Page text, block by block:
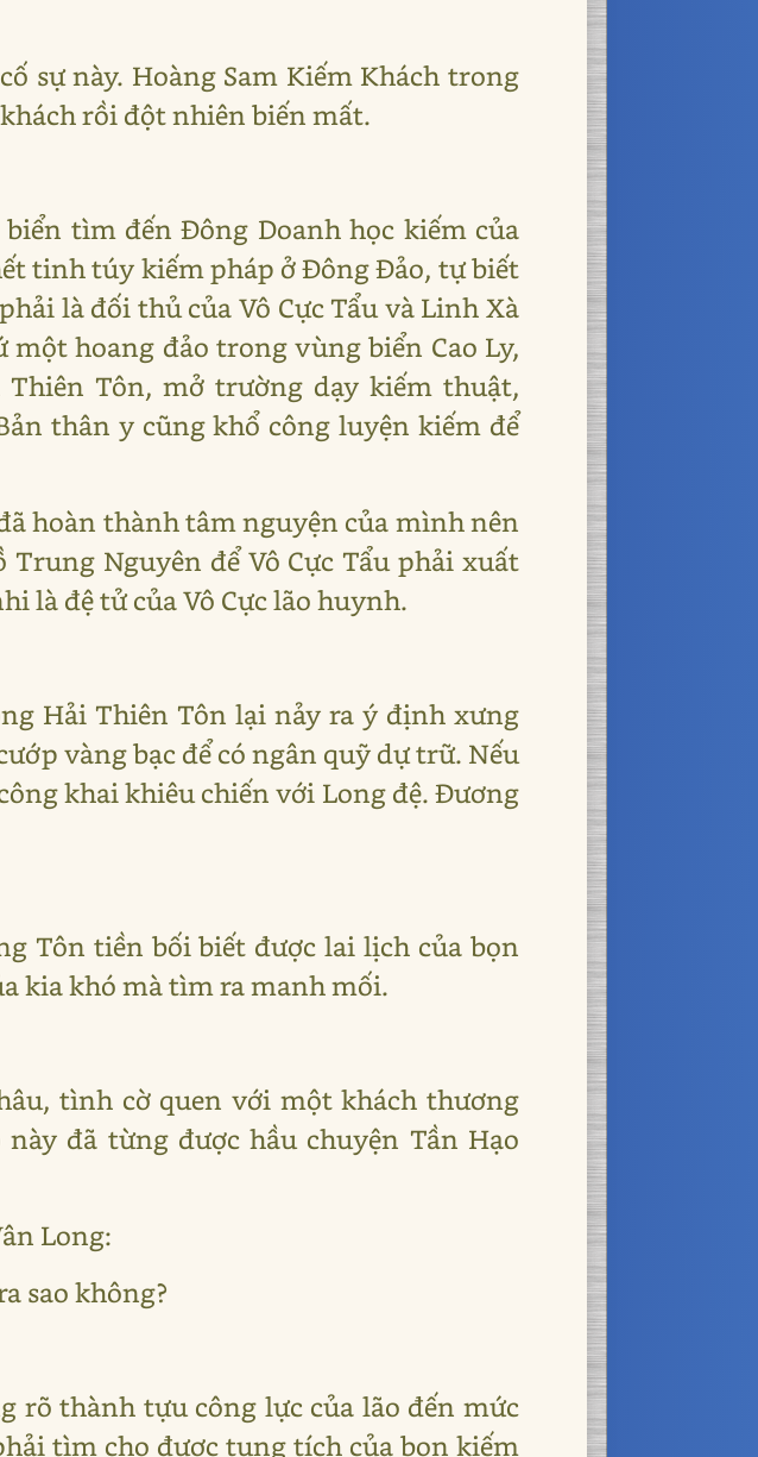
sự này. Hoàng Sam Kiếm Khách trong
rồi đột nhiên biến mất.
tìm đến Đông Doanh học kiếm của
tinh túy kiếm pháp ở Đông Đảo, tự biết
là đối thủ của Vô Cực Tẩu và Linh Xà
hoang đảo trong vùng biển Cao Ly,
Tôn, mở trường dạy kiếm thuật,
thân y cũng khổ công luyện kiếm để
hoàn thành tâm nguyện của mình nên
Nguyên để Vô Cực Tẩu phải xuất
là đệ tử của Vô Cực lão huynh.
Hải Thiên Tôn lại nảy ra ý định xưng
vàng bạc để có ngân quỹ dự trữ. Nếu
khai khiêu chiến với Long đệ. Đương
Tôn tiền bối biết được lai lịch của bọn
kia khó mà tìm ra manh mối.
tình cờ quen với một khách thương
đã từng được hầu chuyện Tần Hạo
Long:
sao không?
rõ thành tựu công lực của lão đến mức
tìm cho được tung tích của bọn kiếm